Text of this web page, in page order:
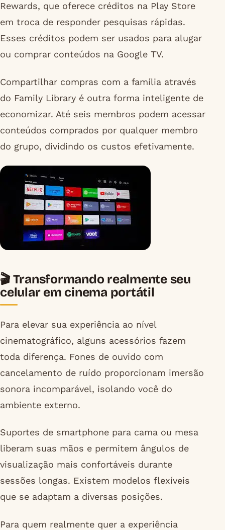
Rewards, que oferece créditos na Play Store
em troca de responder pesquisas rápidas.
Esses créditos podem ser usados para alugar
ou comprar conteúdos na Google TV.
Compartilhar compras com a família através
do Family Library é outra forma inteligente de
economizar. Até seis membros podem acessar
conteúdos comprados por qualquer membro
do grupo, dividindo os custos efetivamente.
🎬 Transformando realmente seu
celular em cinema portátil
Para elevar sua experiência ao nível
cinematográfico, alguns acessórios fazem
toda diferença. Fones de ouvido com
cancelamento de ruído proporcionam imersão
sonora incomparável, isolando você do
ambiente externo.
Suportes de smartphone para cama ou mesa
liberam suas mãos e permitem ângulos de
visualização mais confortáveis durante
sessões longas. Existem modelos flexíveis
que se adaptam a diversas posições.
Para quem realmente quer a experiência